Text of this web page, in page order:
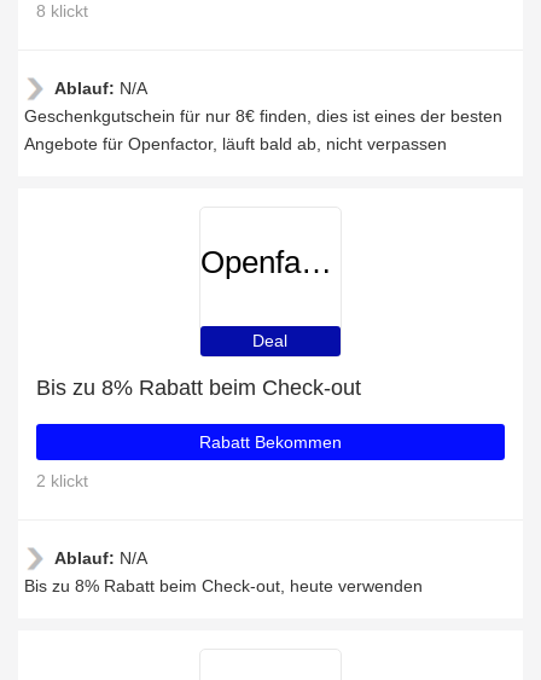
8 klickt
Ablauf: N/A
Geschenkgutschein für nur 8€ finden, dies ist eines der besten
Angebote für Openfactor, läuft bald ab, nicht verpassen
Openfactor
Deal
Bis zu 8% Rabatt beim Check-out
Rabatt Bekommen
2 klickt
Ablauf: N/A
Bis zu 8% Rabatt beim Check-out, heute verwenden